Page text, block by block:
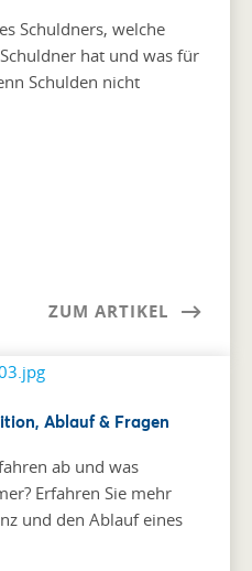
Schuldners, welche
hat und was für
Schulden nicht
ZUM ARTIKEL
Ablauf & Fragen
ab und was
Erfahren Sie mehr
und den Ablauf eines